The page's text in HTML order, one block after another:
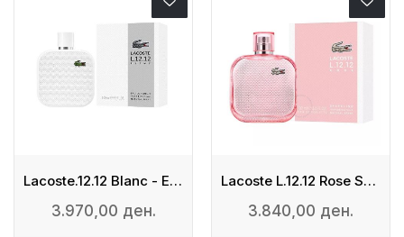
Lacoste.12.12 Blanc - Eau De Parfum
3.970,00 ден.
Lacoste L.12.12 Rose Sparkling - Eau De Toilette
3.840,00 ден.